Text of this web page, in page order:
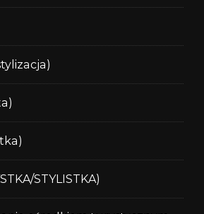
STYLISTKA)